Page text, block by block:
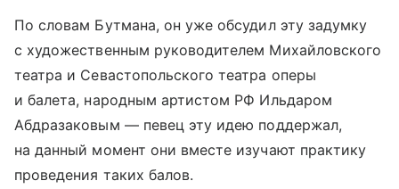
По словам Бутмана, он уже обсудил эту задумку
с художественным руководителем Михайловского
театра и Севастопольского театра оперы
и балета, народным артистом РФ Ильдаром
Абдразаковым — певец эту идею поддержал,
на данный момент они вместе изучают практику
проведения таких балов.